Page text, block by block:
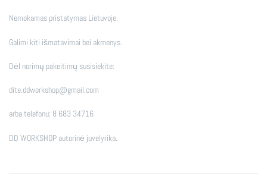
Nemokamas pristatymas Lietuvoje.
Galimi kiti išmatavimai bei akmenys.
Dėl norimų pakeitimų susisiekite:
dite.ddworkshop@gmail.com
arba telefonu: 8 683 34716
DD WORKSHOP autorinė juvelyrika.